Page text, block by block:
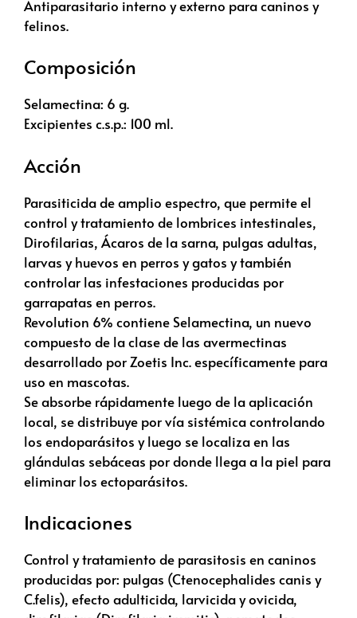
Antiparasitario interno y externo para caninos y
felinos.
Composición
Selamectina: 6 g.
Excipientes c.s.p.: 100 ml.
Acción
Parasiticida de amplio espectro, que permite el
control y tratamiento de lombrices intestinales,
Dirofilarias, Ácaros de la sarna, pulgas adultas,
larvas y huevos en perros y gatos y también
controlar las infestaciones producidas por
garrapatas en perros.
Revolution 6% contiene Selamectina, un nuevo
compuesto de la clase de las avermectinas
desarrollado por Zoetis Inc. específicamente para
uso en mascotas.
Se absorbe rápidamente luego de la aplicación
local, se distribuye por vía sistémica controlando
los endoparásitos y luego se localiza en las
glándulas sebáceas por donde llega a la piel para
eliminar los ectoparásitos.
Indicaciones
Control y tratamiento de parasitosis en caninos
producidas por: pulgas (Ctenocephalides canis y
C.felis), efecto adulticida, larvicida y ovicida,